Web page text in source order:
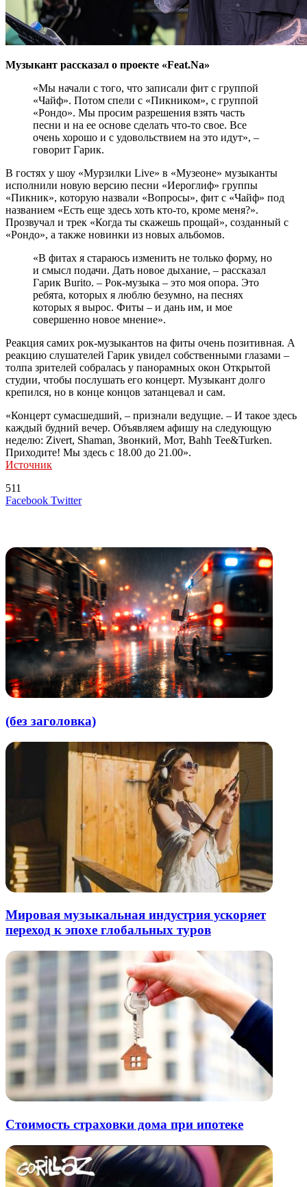
Музыкант рассказал о проекте «Feat.Na»
«Мы начали с того, что записали фит с группой
«Чайф». Потом спели с «Пикником», с группой
«Рондо». Мы просим разрешения взять часть
песни и на ее основе сделать что-то свое. Все
очень хорошо и с удовольствием на это идут», –
говорит Гарик.
В гостях у шоу «Мурзилки Live» в «Музеоне» музыканты
исполнили новую версию песни «Иероглиф» группы
«Пикник», которую назвали «Вопросы», фит с «Чайф» под
названием «Есть еще здесь хоть кто-то, кроме меня?».
Прозвучал и трек «Когда ты скажешь прощай», созданный с
«Рондо», а также новинки из новых альбомов.
«В фитах я стараюсь изменить не только форму, но
и смысл подачи. Дать новое дыхание, – рассказал
Гарик Burito. – Рок-музыка – это моя опора. Это
ребята, которых я люблю безумно, на песнях
которых я вырос. Фиты – и дань им, и мое
совершенно новое мнение».
Реакция самих рок-музыкантов на фиты очень позитивная. А
реакцию слушателей Гарик увидел собственными глазами –
толпа зрителей собралась у панорамных окон Открытой
студии, чтобы послушать его концерт. Музыкант долго
крепился, но в конце концов затанцевал и сам.
«Концерт сумасшедший, – признали ведущие. – И такое здесь
каждый будний вечер. Объявляем афишу на следующую
неделю: Zivert, Shaman, Звонкий, Мот, Bahh Tee&Turken.
Приходите! Мы здесь с 18.00 до 21.00».
Источник
511
Facebook TwitterLinkedIn
Tumblr
Reddit
Вконтакте
Одноклассники
Skype
Messenger
Messenger
WhatsApp
Telegram
Viber
Line
Поделиться
Печатать
(без заголовка)
Мировая музыкальная индустрия ускоряет
переход к эпохе глобальных туров
Стоимость страховки дома при ипотеке